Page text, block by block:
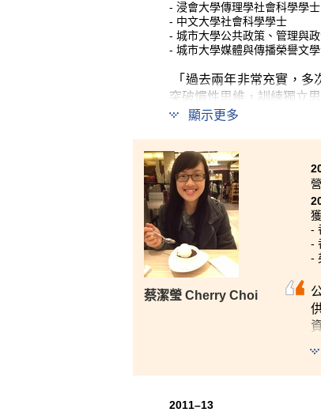
- 浸會大學傳理學社會科學學
- 中文大學社會科學學士
- 城市大學公共政策、管理與
- 城市大學媒體與傳播榮譽文
「過去兩年非常充實，
突破慣性思維，訓練獨立
學一起籌辦各種活動，認
顯示更多
蔡潔瑩 Cherry Choi
-
-
-
2011–13